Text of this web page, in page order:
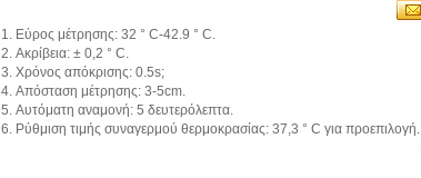
1. Εύρος μέτρησης: 32 ° C-42.9 ° C.
2. Ακρίβεια: ± 0,2 ° C.
3. Χρόνος απόκρισης: 0.5s;
4. Απόσταση μέτρησης: 3-5cm.
5. Αυτόματη αναμονή: 5 δευτερόλεπτα.
6. Ρύθμιση τιμής συναγερμού θερμοκρασίας: 37,3 ° C για προεπιλογή.